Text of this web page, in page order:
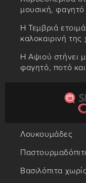
μουσική, φαγητό
Η Τεμβριά
καλοκαιρινή
Η Αψιού στήνει
φαγητό, ποτό
Λουκουμάδες
Βασιλόπιτα